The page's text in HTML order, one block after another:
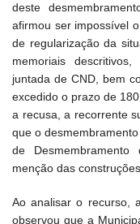
deste
afirmou ser impossível
de regularização da
memoriais
juntada de CND, bem
excedido o prazo de
a recusa, a recorrente
que o
de
menção das
Ao analisar o recurso,
observou que a